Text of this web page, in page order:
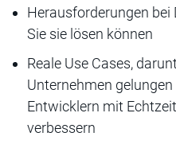
Herausforderungen bei
Sie sie lösen können
Reale Use Cases,
Unternehmen
Entwicklern mit
verbessern